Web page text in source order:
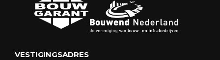
VESTIGINGSADRES